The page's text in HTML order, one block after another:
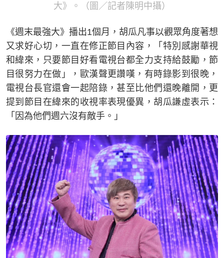
大》。（圖／記者陳明中攝）
《週末最強大》播出1個月，胡瓜凡事以觀眾角度著想
又求好心切，一直在修正節目內容，「特別感謝華視
和緯來，只要節目好看電視台都全力支持給鼓勵，節
目很努力在做」，歐漢聲更讚嘆，有時錄影到很晚，
電視台長官還會一起陪錄，甚至比他們還晚離開，更
提到節目在緯來的收視率表現優異，胡瓜謙虛表示：
「因為他們週六沒有敵手。」